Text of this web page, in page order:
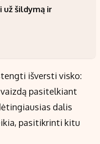
šildymą ir
išversti visko:
pasitelkiant
dalis
pasitikrinti kitu